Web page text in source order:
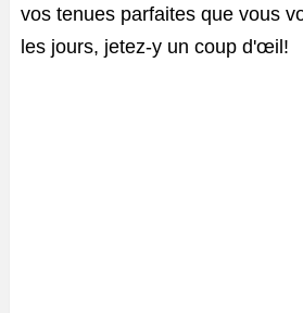
vos tenues parfaites que vous
les jours, jetez-y un coup d'œil!